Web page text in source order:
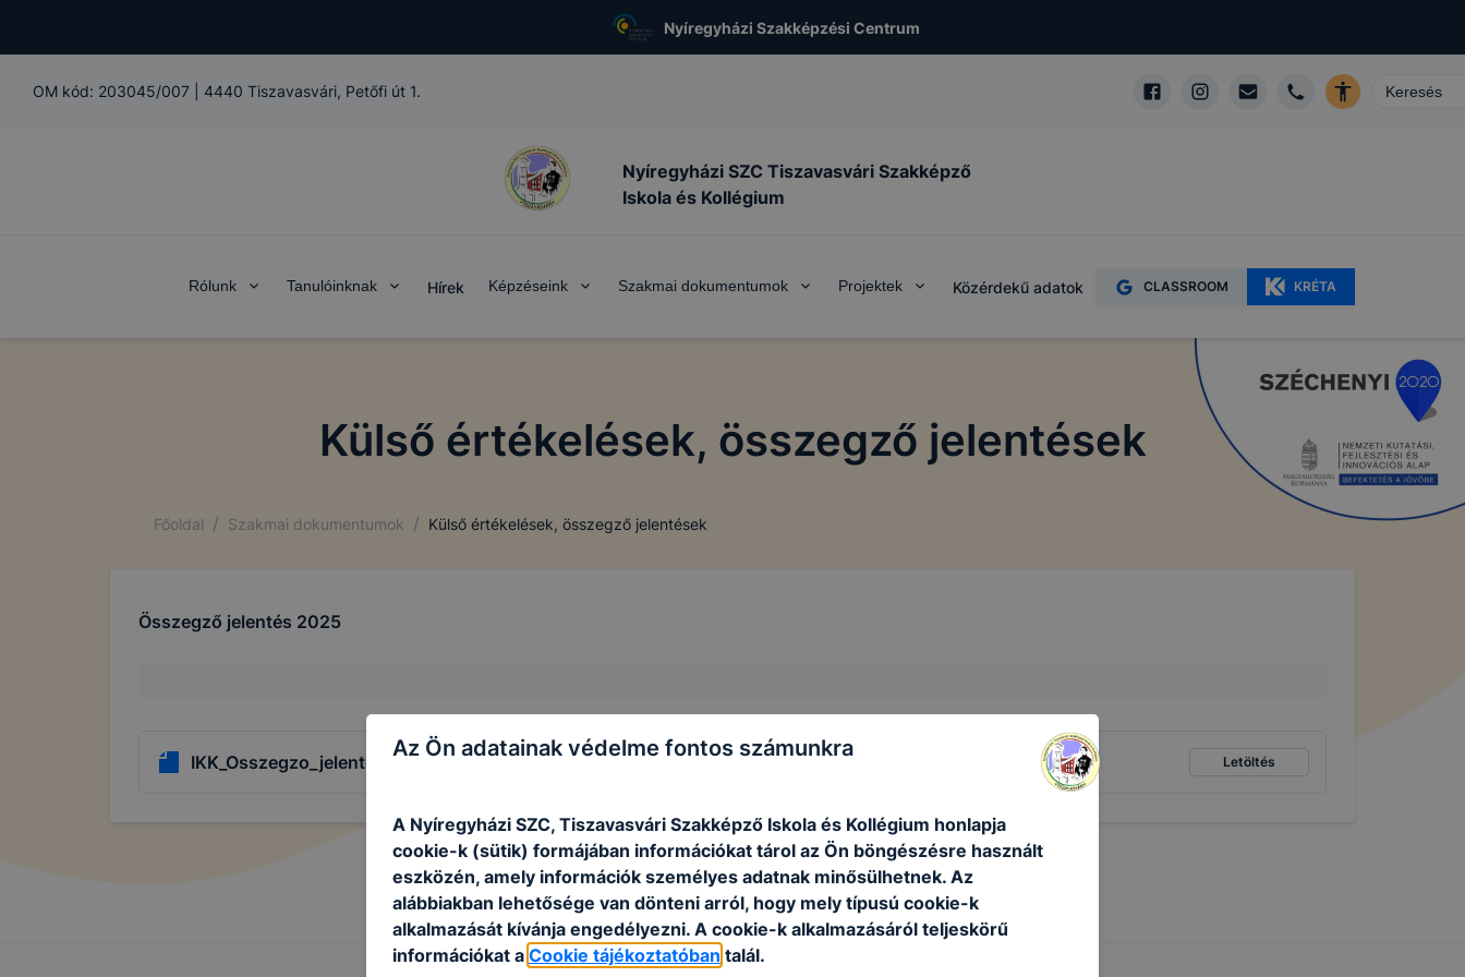
Nyíregyházi Szakképzési Centrum
OM kód: 203045/007 4440 Tiszavasvári, Petőfi út 1.
Nyíregyházi SZC Tiszavasvári Szakképző
Iskola és Kollégium
Rólunk Tanulóinknak Hírek Képzéseink Szakmai dokumentumok Projektek Közérdekű adatok CLASSROOM KRÉTA
Külső értékelések, összegző jelentések
Főoldal / Szakmai dokumentumok / Külső értékelések, összegző jelentések
Összegző jelentés 2025
IKK_Osszegzo_jelentés .pdf Letöltés
Az Ön adatainak védelme fontos számunkra
A Nyíregyházi SZC, Tiszavasvári Szakképző Iskola és Kollégium honlapja
cookie-k (sütik) formájában információkat tárol az Ön böngészésre használt
eszközén, amely információk személyes adatnak minősülhetnek. Az
alábbiakban lehetősége van dönteni arról, hogy mely típusú cookie-k
alkalmazását kívánja engedélyezni. A cookie-k alkalmazásáról teljeskörű
információkat a Cookie tájékoztatóban talál.